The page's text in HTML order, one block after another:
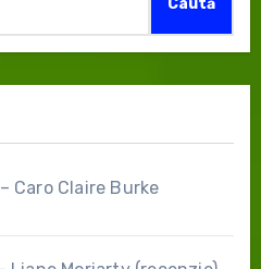
Caro Claire Burke